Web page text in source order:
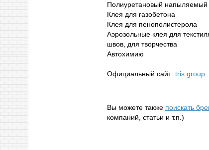
Полиуретановый напыляемый
Клея для газобетона
Клея для пенополистерола
Аэрозольные клея для
швов, для творчества
Автохимию
Официальный сайт: tris.group
Вы можете также поискать
компаний, статьи и т.п.)